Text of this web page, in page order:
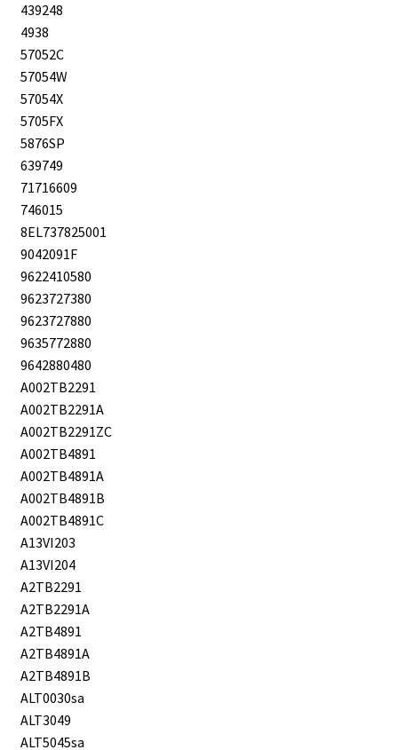
439248
4938
57052C
57054W
57054X
5705FX
5876SP
639749
71716609
746015
8EL737825001
9042091F
9622410580
9623727380
9623727880
9635772880
9642880480
A002TB2291
A002TB2291A
A002TB2291ZC
A002TB4891
A002TB4891A
A002TB4891B
A002TB4891C
A13VI203
A13VI204
A2TB2291
A2TB2291A
A2TB4891
A2TB4891A
A2TB4891B
ALT0030sa
ALT3049
ALT5045sa